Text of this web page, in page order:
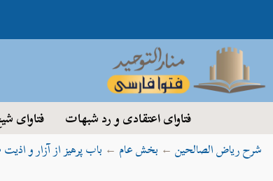
فتاوای اعتقادی و رد شبهات فتاوای
شرح ریاض الصالحین ← بخش عام ← باب پرهیز از آزار و